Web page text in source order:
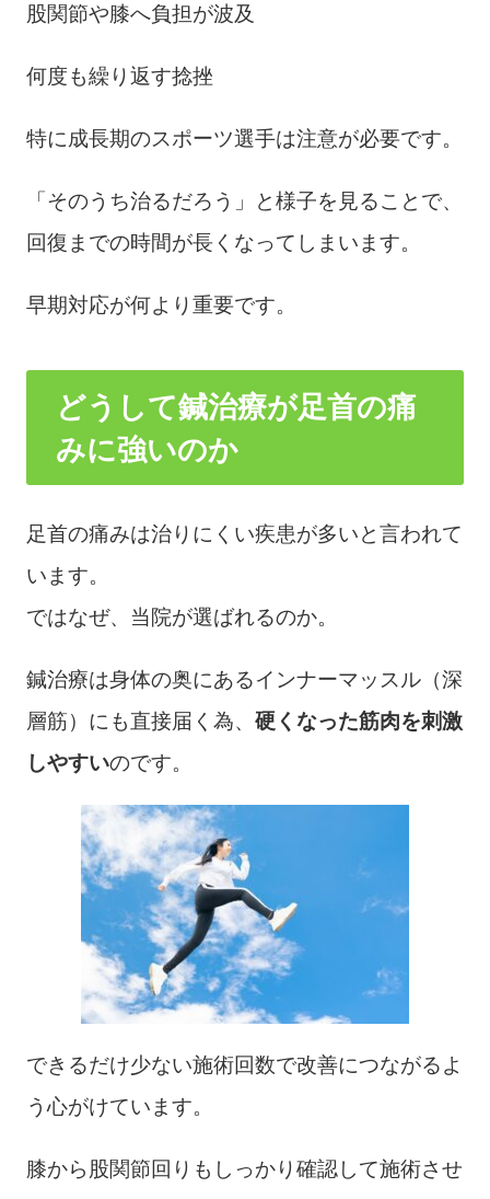
股関節や膝へ負担が波及
何度も繰り返す捻挫
特に成長期のスポーツ選手は注意が必要です。
「そのうち治るだろう」と様子を見ることで、
回復までの時間が長くなってしまいます。
早期対応が何より重要です。
どうして鍼治療が足首の痛
みに強いのか
足首の痛みは治りにくい疾患が多いと言われて
います。
ではなぜ、当院が選ばれるのか。
鍼治療は身体の奥にあるインナーマッスル（深
層筋）にも直接届く為、 硬くなった筋肉を刺激
しやすいのです。
できるだけ少ない施術回数で改善につながるよ
う心がけています。
膝から股関節回りもしっかり確認して施術させ